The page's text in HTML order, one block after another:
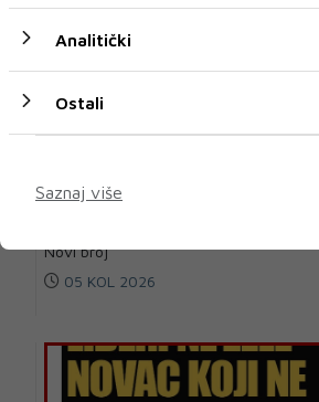
Novi broj
05 KOL 2026
Analitički
Ostali
Saznaj više